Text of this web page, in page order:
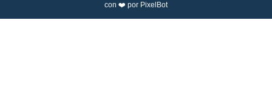
con ❤️ por PixelBot